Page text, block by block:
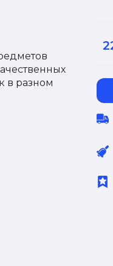
в разном